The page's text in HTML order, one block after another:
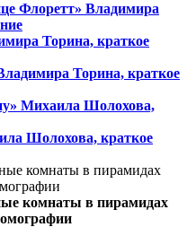
Флоретт» Владимира
Торина, краткое
Торина, краткое
Михаила Шолохова,
Шолохова, краткое
комнаты в пирамидах